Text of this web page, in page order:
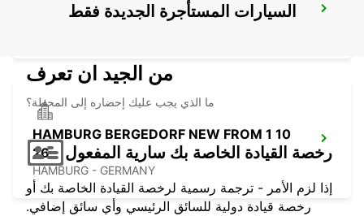
HAMBURG HARBURG
HAMBURG BERGEDORF NEW FROM 1 10
26
HAMBURG - GERMANY
السيارات المستأجرة الجديدة فقط
من الجيد ان تعرف
ما الذي يجب عليك إحضاره إلى المحطة؟
رخصة القيادة الخاصة بك سارية المفعول
إذا لزم الأمر - ترجمة رسمية لرخصة القيادة الخاصة بك أو
رخصة قيادة دولية للسائق الرئيسي وأي سائق إضافي.